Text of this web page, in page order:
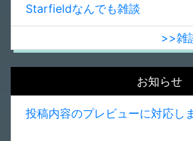
Starfieldなんでも雑談
>>雑
お知らせ
投稿内容のプレビューに対応し